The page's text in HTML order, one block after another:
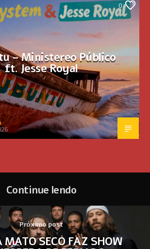
0
– Ministereo Público
ft. Jesse Royal
Continue lendo
Próximo post
MATO SECO FAZ SHOW